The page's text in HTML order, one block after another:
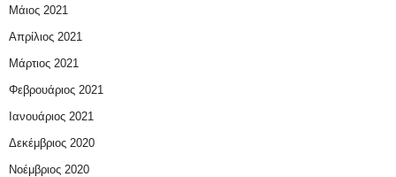
Μάιος 2021
Απρίλιος 2021
Μάρτιος 2021
Φεβρουάριος 2021
Ιανουάριος 2021
Δεκέμβριος 2020
Νοέμβριος 2020